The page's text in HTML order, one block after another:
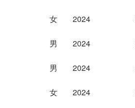
女 2024
男 2024
男 2024
女 2024